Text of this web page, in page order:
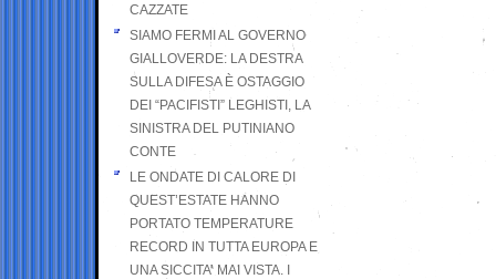
CAZZATE
SIAMO FERMI AL GOVERNO
GIALLOVERDE: LA DESTRA
SULLA DIFESA È OSTAGGIO
DEI “PACIFISTI” LEGHISTI, LA
SINISTRA DEL PUTINIANO
CONTE
LE ONDATE DI CALORE DI
QUEST’ESTATE HANNO
PORTATO TEMPERATURE
RECORD IN TUTTA EUROPA E
UNA SICCITA’ MAI VISTA. I